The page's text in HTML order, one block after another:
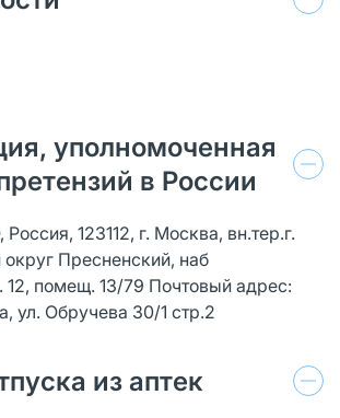
уполномоченная
в России
123112, г. Москва, вн.тер.г.
Пресненский, наб
12, помещ. 13/79 Почтовый адрес:
ул. Обручева 30/1 стр.2
из аптек